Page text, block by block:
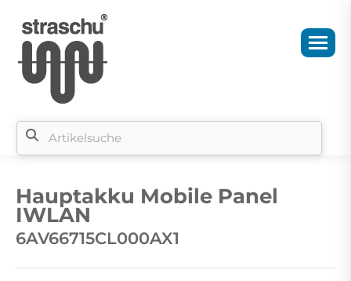
Hauptakku Mobile Panel
IWLAN
6AV66715CL000AX1